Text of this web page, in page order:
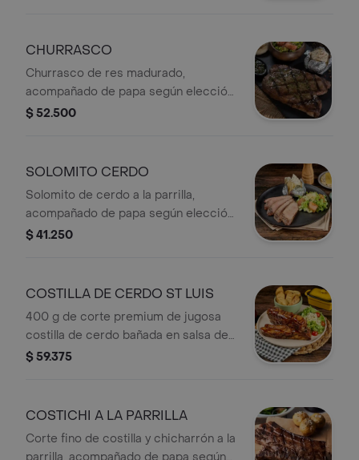
CHURRASCO
Churrasco de res madurado,
acompañado de papa según elección
(francesa, al vapor o puré), arepa tipo
$ 52.500
SOLOMITO CERDO
Solomito de cerdo a la parrilla,
acompañado de papa según elección
(francesa, al vapor o puré), arepa tipo
$ 41.250
COSTILLA DE CERDO ST LUIS
400 g de corte premium de jugosa
costilla de cerdo bañada en salsa de
la casa (a base de BBQ), acompañada
con queso Colanta y ensalada fresca.
$ 59.375
COSTICHI A LA PARRILLA
Corte fino de costilla y chicharrón a la